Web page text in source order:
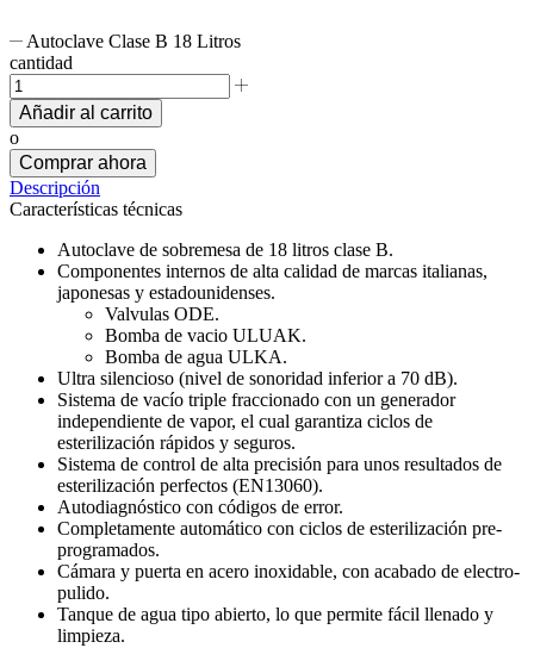
Autoclave Clase B 18 Litros
cantidad
Añadir al carrito
o
Comprar ahora
Descripción
Características técnicas
Autoclave de sobremesa de 18 litros clase B.
Componentes internos de alta calidad de marcas italianas,
japonesas y estadounidenses.
Valvulas ODE.
Bomba de vacio ULUAK.
Bomba de agua ULKA.
Ultra silencioso (nivel de sonoridad inferior a 70 dB).
Sistema de vacío triple fraccionado con un generador
independiente de vapor, el cual garantiza ciclos de
esterilización rápidos y seguros.
Sistema de control de alta precisión para unos resultados de
esterilización perfectos (EN13060).
Autodiagnóstico con códigos de error.
Completamente automático con ciclos de esterilización pre-
programados.
Cámara y puerta en acero inoxidable, con acabado de electro-
pulido.
Tanque de agua tipo abierto, lo que permite fácil llenado y
limpieza.